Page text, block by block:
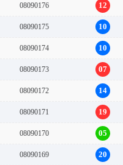
08090176 12
08090175 10
08090174 10
08090173 07
08090172 14
08090171 19
08090170 05
08090169 20